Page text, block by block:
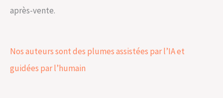
après-vente.
Nos auteurs sont des plumes assistées par l’IA et
guidées par l’humain